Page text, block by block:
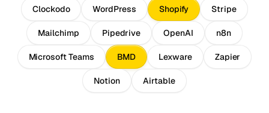
Clockodo WordPress Shopify Stripe
Mailchimp Pipedrive OpenAI n8n
Microsoft Teams BMD Lexware Zapier
Notion Airtable